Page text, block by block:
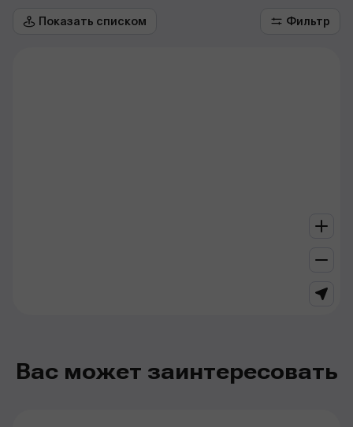
Показать списком Фильтр
Вас может заинтересовать